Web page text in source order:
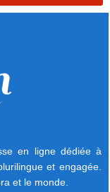
en ligne dédiée à
et engagée.
et le monde.